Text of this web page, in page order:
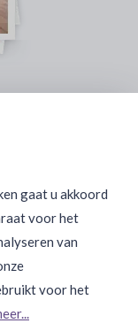
gaat u akkoord
voor het
van
voor het